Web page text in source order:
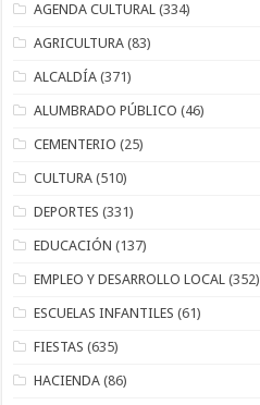
AGENDA CULTURAL (334)
AGRICULTURA (83)
ALCALDÍA (371)
ALUMBRADO PÚBLICO (46)
CEMENTERIO (25)
CULTURA (510)
DEPORTES (331)
EDUCACIÓN (137)
EMPLEO Y DESARROLLO LOCAL (352)
ESCUELAS INFANTILES (61)
FIESTAS (635)
HACIENDA (86)